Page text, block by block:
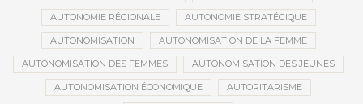
AUTONOMIE RÉGIONALE AUTONOMIE STRATÉGIQUE
AUTONOMISATION AUTONOMISATION DE LA FEMME
AUTONOMISATION DES FEMMES AUTONOMISATION DES JEUNES
AUTONOMISATION ÉCONOMIQUE AUTORITARISME